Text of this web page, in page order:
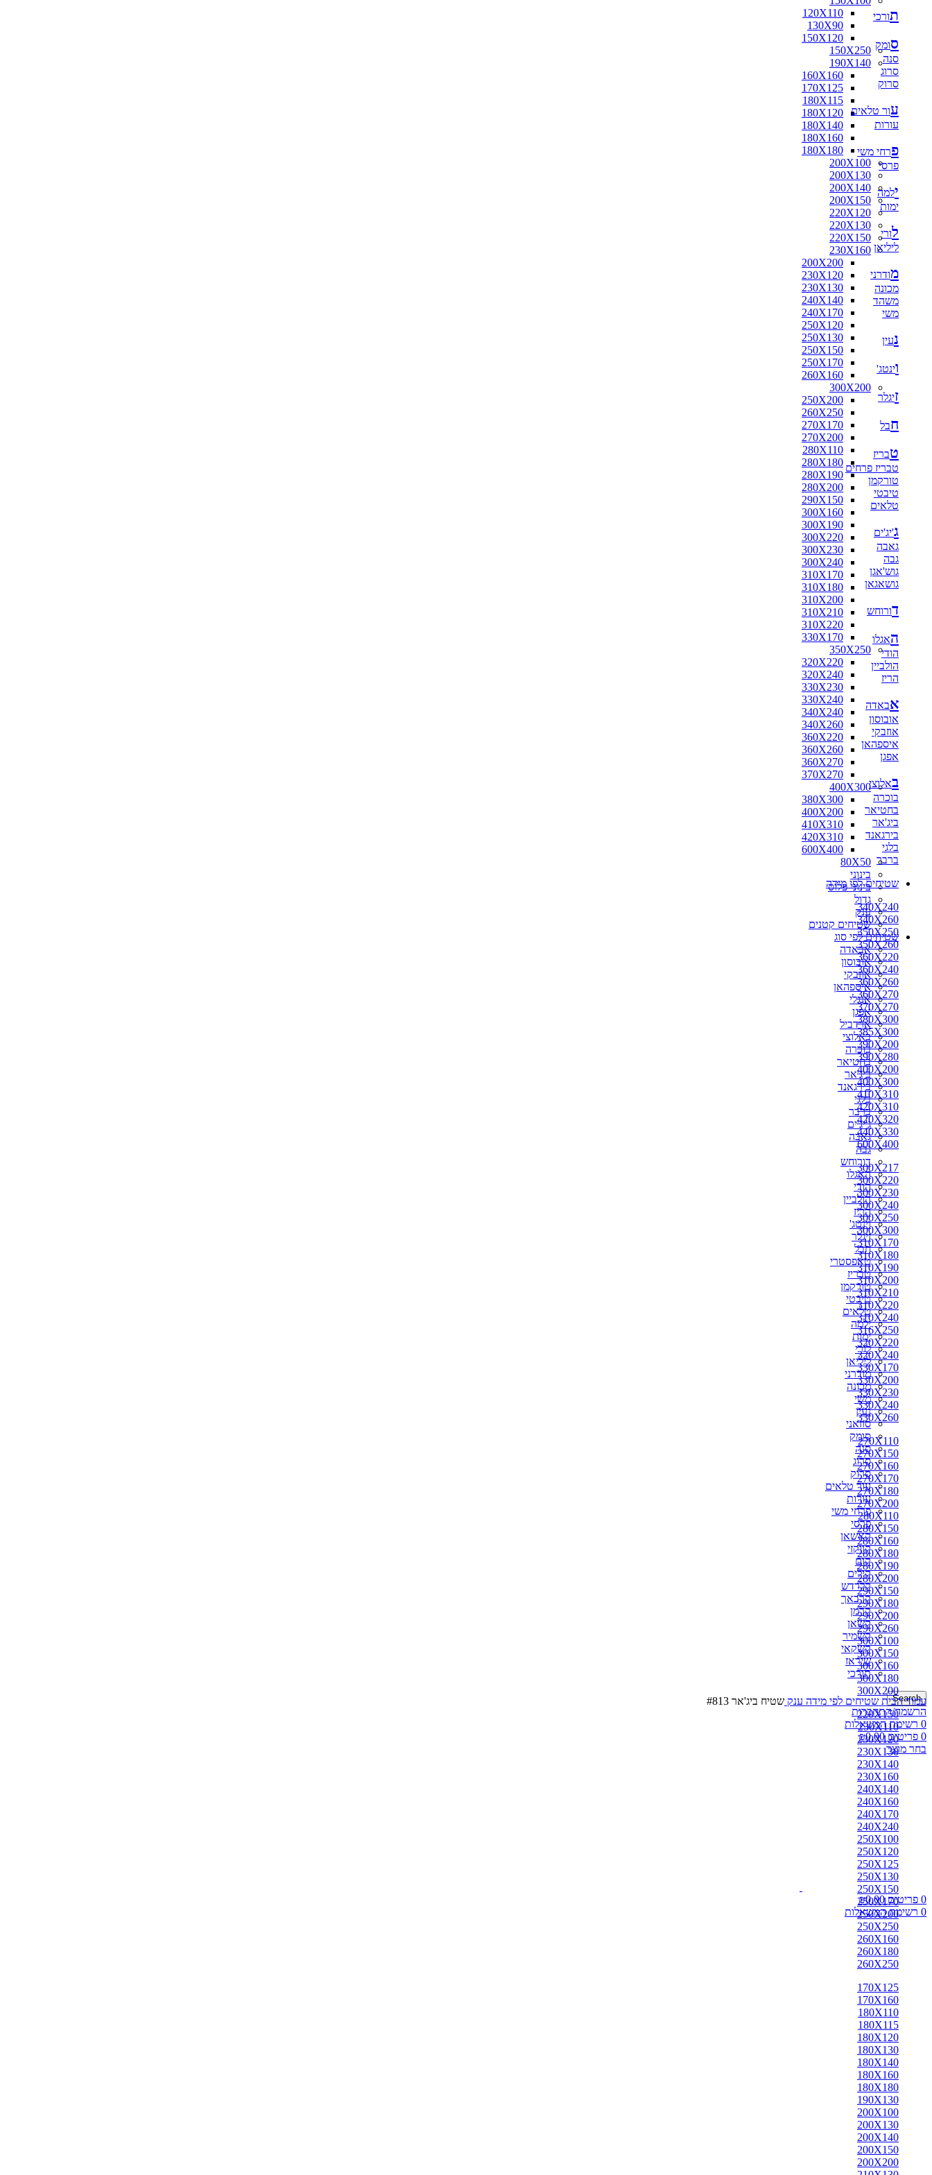
120X110
130X90
150X120
150X250
190X140
160X160
170X125
180X115
180X120
180X140
180X160
180X180
200X100
200X130
200X140
200X150
220X120
220X130
220X150
230X160
200X200
230X120
230X130
240X140
240X170
250X120
250X130
250X150
250X170
260X160
300X200
250X200
260X250
270X170
270X200
280X110
280X180
280X190
280X200
290X150
300X160
300X190
300X220
300X230
300X240
310X170
310X180
310X200
310X210
310X220
330X170
350X250
320X220
320X240
330X230
330X240
340X240
340X260
360X220
360X260
360X270
370X270
400X300
380X300
400X200
410X310
420X310
600X400
80X50
בינוני
בינוני פלוס
גדול
ענק
שטיחים קטנים
שטיחים לפי סוג
אבאדה
אובוסון
אוזבקי
איספהאן
אנגלי
אפגן
ארדביל
באלוצי
בוכרה
בחטיאר
ביג'אר
בירגאנד
בלגי
ברבר
ג'יג'ים
גאבה
גבה
דורוחש
האגלו
הודי
הולביין
הריז
וינטג'
זיגלר
חבל
טאפסטרי
טבריז
טורקמן
טיבטי
טלאים
ילמה
ימות
לורי
ליליאן
מודרני
מכונה
משי
נעין
סוזאני
סומק
סנה
סרוג
סרוק
עור טלאים
עורות
פרחי משי
פרסי
קאשאן
קווקזי
קום
קילים
קלרדש
קרבאך
קרמן
קשאן
קשמיר
קשקאי
שיראז
תורכי
Search
הרשמה/התחברות
0 רשימת המשאלות
0 פריטים ₪0.00
בחר מוצר
0 פריטים ₪0.00
0 רשימת המשאלות
תורכי
סומק
סנה
סרוג
סרוק
עור טלאים
עורות
פרחי משי
פרסי
ילמה
ימות
לורי
ליליאן
מודרני
מכונה
משהד
משי
נעין
וינטג'
זיגלר
חבל
טבריז
טבריז פרחים
טורקמן
טיבטי
טלאים
ג'יג'ים
גאבה
גבה
גוש'אגן
גושאגאן
דורוחש
האגלו
הודי
הולביין
הריז
אבאדה
אובוסון
אוזבקי
איספהאן
אפגן
באלוצי
בוכרה
בחטיאר
ביג'אר
בירגאנד
בלגי
ברבר
שטיחים לפי מידה
340X240
340X260
350X250
350X260
360X220
360X240
360X260
360X270
370X270
380X300
385X300
390X200
390X280
400X200
400X300
410X310
420X310
420X320
440X330
600X400
300X217
300X220
300X230
300X240
300X250
300X300
310X170
310X180
310X190
310X200
310X210
310X220
310X240
316X250
320X220
320X240
330X170
330X200
330X230
330X240
330X260
270X110
270X150
270X160
270X170
270X180
270X200
280X110
280X150
280X160
280X180
280X190
280X200
290X150
290X180
290X200
290X260
300X100
300X150
300X160
300X180
300X200
220X150
230X110
230X120
230X130
230X140
230X160
240X140
240X160
240X170
240X240
250X100
250X120
250X125
250X130
250X150
250X170
250X200
250X250
260X160
260X180
260X250
170X125
170X160
180X110
180X115
180X120
180X130
180X140
180X160
180X180
190X130
200X100
200X130
200X140
200X150
200X200
עמוד הבית שטיחים לפי מידה ענק שטיח ביג'אר #813